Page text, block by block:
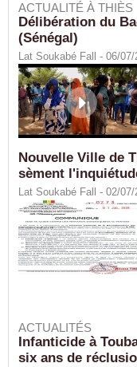
ACTUALITÉ À THIÈS
Délibération du
(Sénégal)
Lat Soukabé Fall - 06/07/
Nouvelle Ville de
sèment
Lat Soukabé Fall - 02/07/
ACTUALITÉS
Infanticide à
six ans de